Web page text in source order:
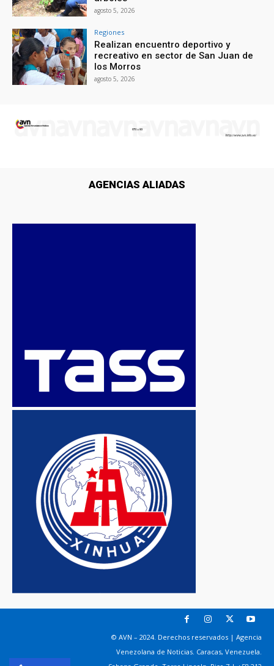
agosto 5, 2026
Regiones
Realizan encuentro deportivo y
recreativo en sector de San Juan de
los Morros
agosto 5, 2026
AGENCIAS ALIADAS
© AVN – 2024. Derechos reservados | Agencia
Venezolana de Noticias. Caracas, Venezuela.